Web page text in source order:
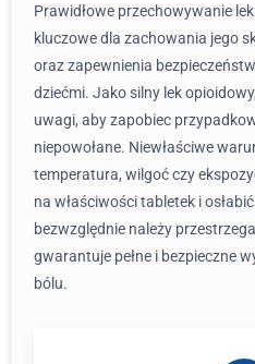
Prawidłowe przechowywanie
kluczowe dla zachowania jego
oraz zapewnienia
dziećmi. Jako silny lek
uwagi, aby zapobiec
niepowołane. Niewłaściwe
temperatura, wilgoć czy
na właściwości tabletek i
bezwzględnie należy
gwarantuje pełne i bezpieczne
bólu.